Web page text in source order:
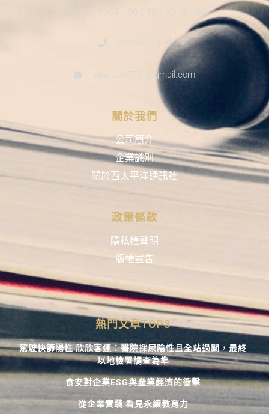
9：30-12：00；13：30-18：00
02-2570-5439
wppress0731@gmail.com
關於我們
公司簡介
企業識別
關於西太平洋通訊社
政策條款
隱私權聲明
版權宣告
熱門文章TOP3
駕駛快篩陽性 欣欣客運：醫院採尿陰性且全站過關，最終
以地檢署調查為準
食安對企業ESG與產業經濟的衝擊
從企業實踐 看見永續教育力